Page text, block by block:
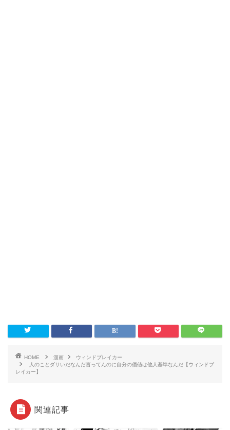
HOME 漫画
ウィンドブレイカー
人のことダサいだなんだ言ってんのに自分の価値は他人基準なんだ【ウィンドブ
レイカー】
関連記事